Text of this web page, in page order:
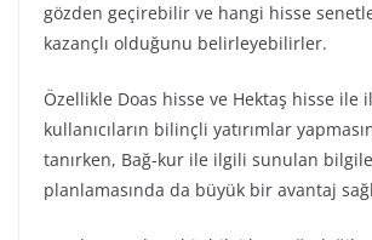
gözden geçirebilir ve hangi hisse
kazançlı olduğunu belirleyebilirler.
Özellikle Doas hisse ve Hektaş hisse ile
kullanıcıların bilinçli yatırımlar
tanırken, Bağ-kur ile ilgili sunulan
planlamasında da büyük bir avantaj